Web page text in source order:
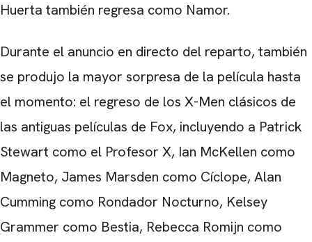
Huerta también regresa como Namor.
Durante el anuncio en directo del reparto, también
se produjo la mayor sorpresa de la película hasta
el momento: el regreso de los X-Men clásicos de
las antiguas películas de Fox, incluyendo a Patrick
Stewart como el Profesor X, Ian McKellen como
Magneto, James Marsden como Cíclope, Alan
Cumming como Rondador Nocturno, Kelsey
Grammer como Bestia, Rebecca Romijn como